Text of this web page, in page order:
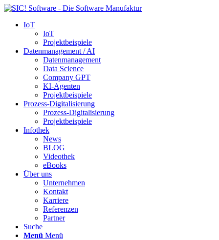
IoT
IoT
Projektbeispiele
Datenmanagement / AI
Datenmanagement
Data Science
Company GPT
KI-Agenten
Projektbeispiele
Prozess-Digitalisierung
Prozess-Digitalisierung
Projektbeispiele
Infothek
News
BLOG
Videothek
eBooks
Über uns
Unternehmen
Kontakt
Karriere
Referenzen
Partner
Suche
Menü Menü